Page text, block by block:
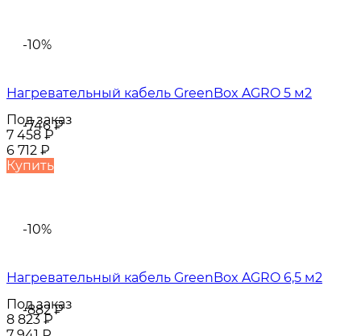
-10%
-746₽
Нагревательный кабель GreenBox AGRO 5 м2
Под заказ
7 458 ₽
6 712 ₽
Купить
-10%
-882₽
Нагревательный кабель GreenBox AGRO 6,5 м2
Под заказ
8 823₽